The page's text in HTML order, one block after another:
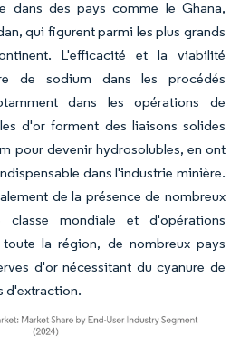
dans des pays comme le Ghana,
qui figurent parmi les plus grands
L'efficacité et la viabilité
de sodium dans les procédés
dans les opérations de
d'or forment des liaisons solides
pour devenir hydrosolubles, en ont
dans l'industrie minière.
de la présence de nombreux
classe mondiale et d'opérations
la région, de nombreux pays
d'or nécessitant du cyanure de
d'extraction.